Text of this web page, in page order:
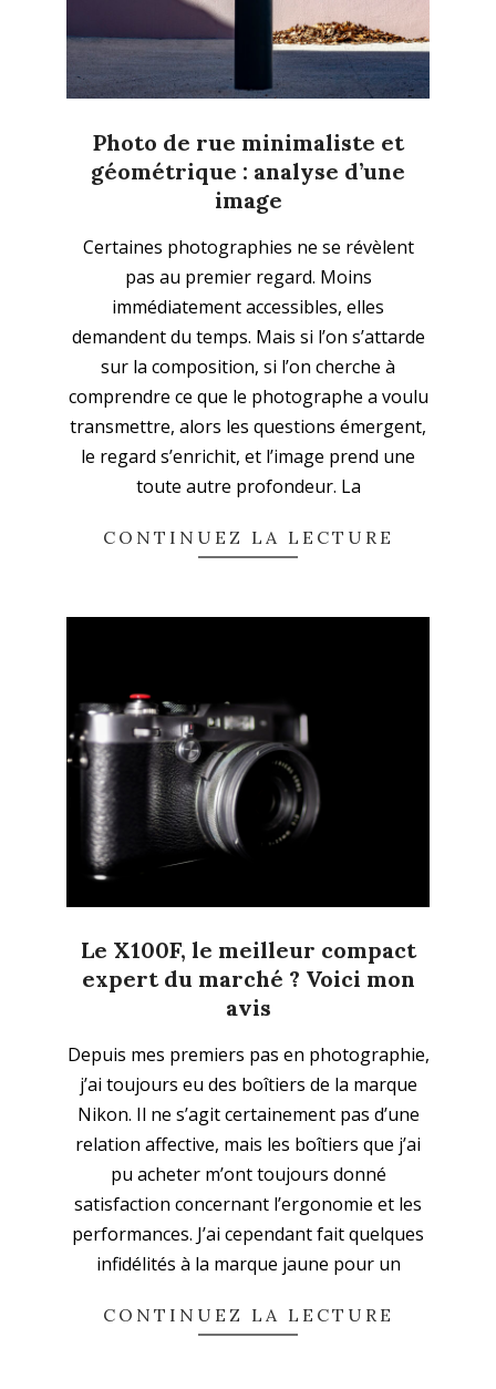
Photo de rue minimaliste et
géométrique : analyse d’une
image
06-Certaines photographies ne se révèlent
pas au premier regard. Moins
immédiatement accessibles, elles
demandent du temps. Mais si l’on s’attarde
sur la composition, si l’on cherche à
comprendre ce que le photographe a voulu
transmettre, alors les questions émergent,
le regard s’enrichit, et l’image prend une
toute autre profondeur. La
CONTINUEZ LA LECTURE
Le X100F, le meilleur compact
expert du marché ? Voici mon
avis
01-
14
Depuis mes premiers pas en photographie,
j’ai toujours eu des boîtiers de la marque
Nikon. Il ne s’agit certainement pas d’une
relation affective, mais les boîtiers que j’ai
pu acheter m’ont toujours donné
satisfaction concernant l’ergonomie et les
performances. J’ai cependant fait quelques
infidélités à la marque jaune pour un
CONTINUEZ LA LECTURE